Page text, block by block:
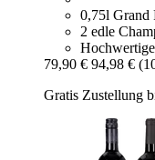
0,75l Grand
2 edle
79,90 € 94,98 €
Gratis Zustellung